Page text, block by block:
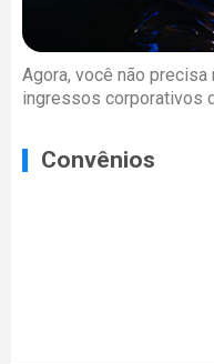
Agora, você não
ingressos corporativos
Convênios